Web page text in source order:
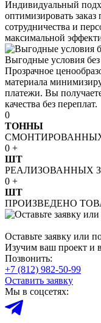
Индивидуальный
оптимизировать
сотрудничества и
максимальной
Выгодные условия без
Прозрачное
материала
платежи. Вы
качества без переплат.
0
ТОННЫ
0 +
ШТ
РЕАЛИЗОВАННЫХ
0 +
ШТ
ПРОИЗВЕДЕНО
Оставьте заявку или
Изучим ваш проект и
Позвонить:
+7 (812) 982-50-99
Оставить заявку
Мы в соцсетях: